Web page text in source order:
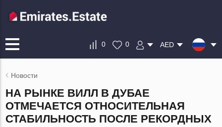
0 0 AED
Новости
НА РЫНКЕ ВИЛЛ В ДУБАЕ
ОТМЕЧАЕТСЯ ОТНОСИТЕЛЬНАЯ
СТАБИЛЬНОСТЬ ПОСЛЕ РЕКОРДНЫХ